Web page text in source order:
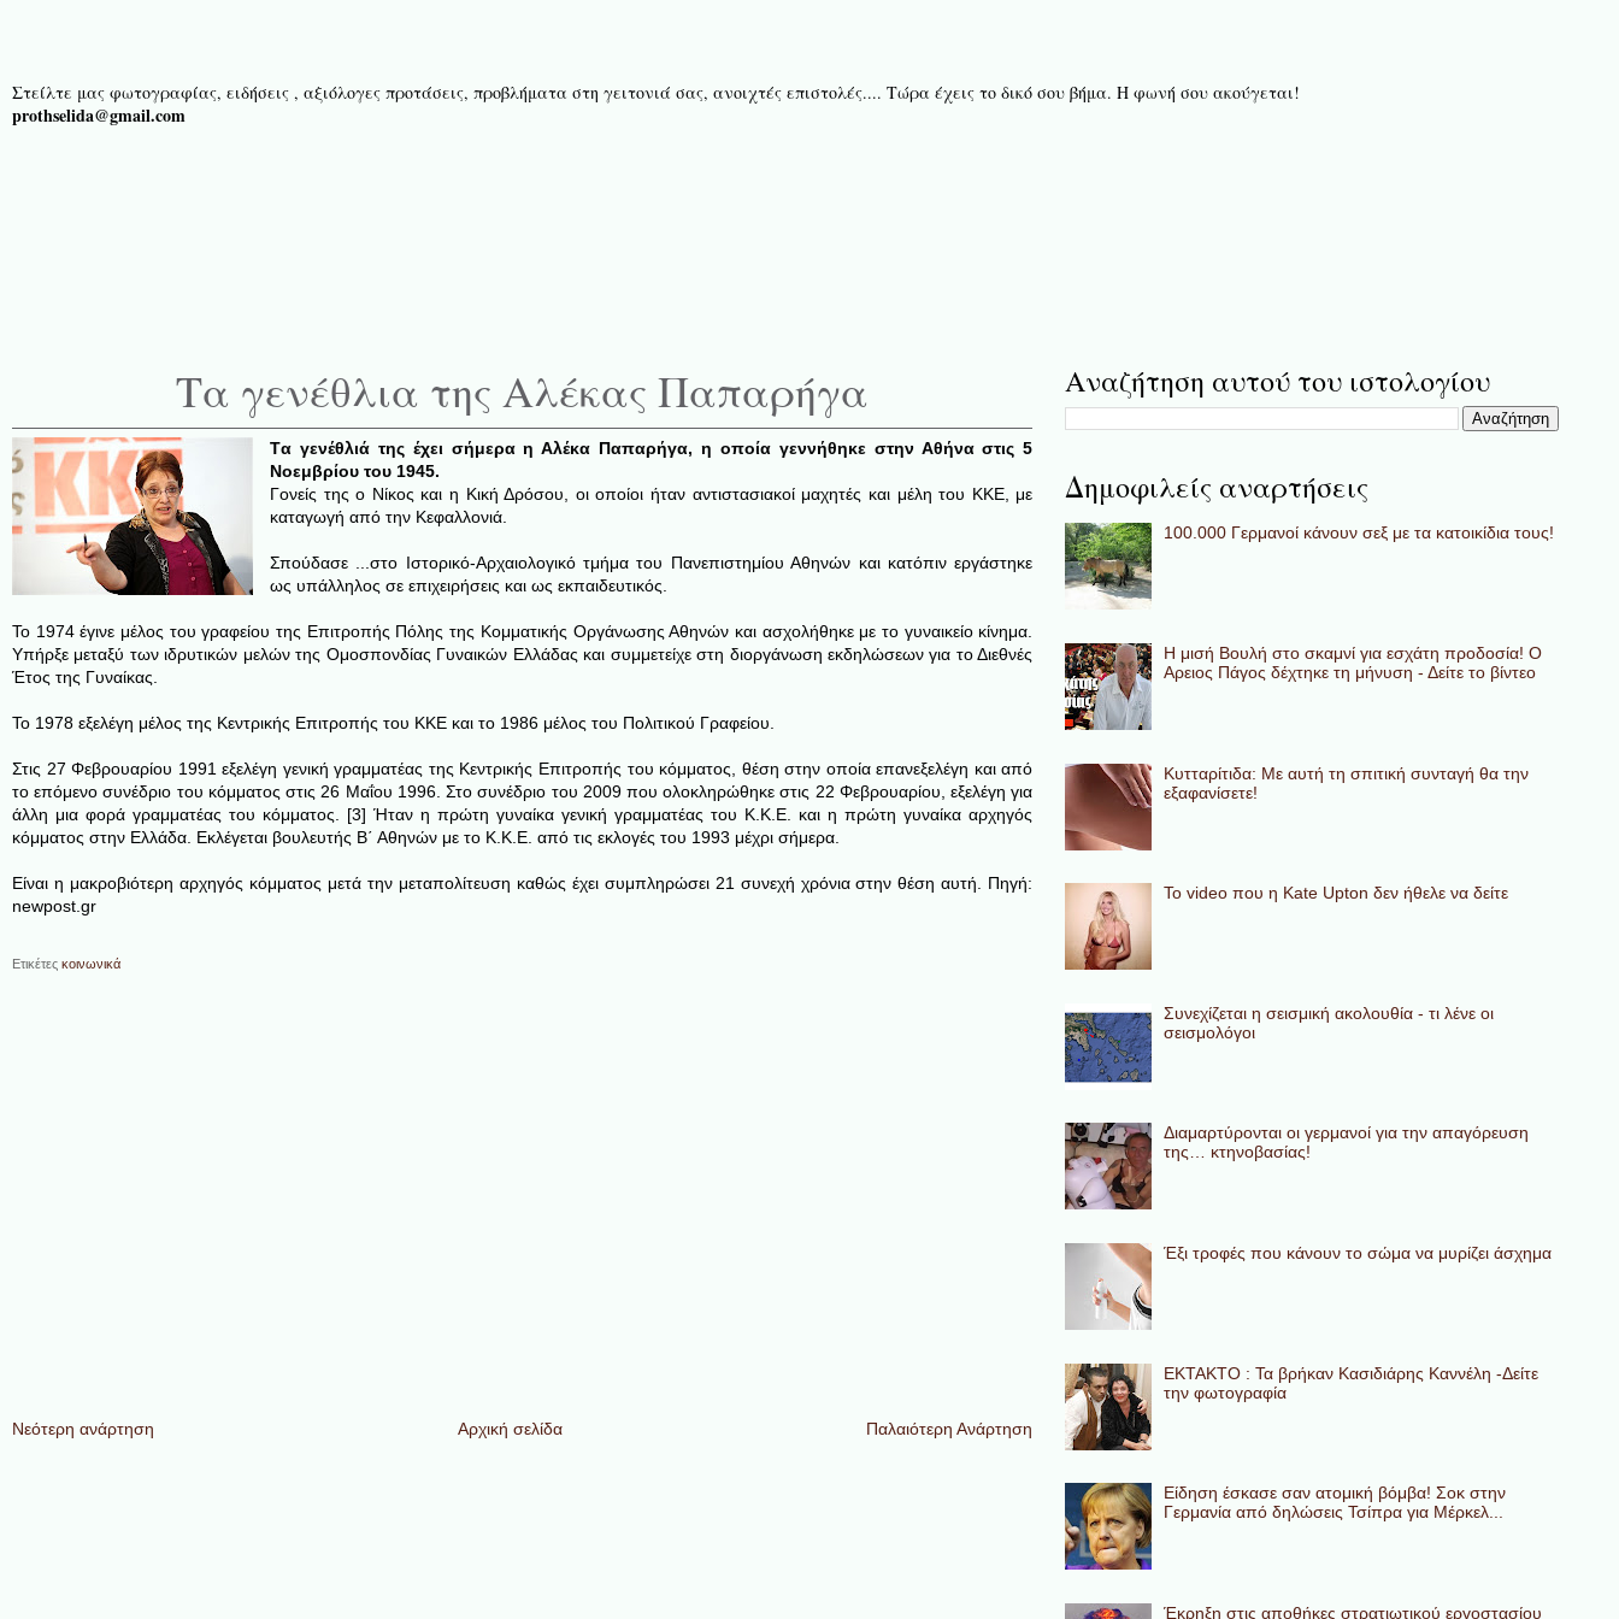
Στείλτε μας φωτογραφίας, ειδήσεις , αξιόλογες προτάσεις, προβλήματα στη γειτονιά σας, ανοιχτές επιστολές.... Τώρα έχεις το δικό σου βήμα. Η φωνή σου ακούγεται!
prothselida@gmail.com
Τα γενέθλια της Αλέκας Παπαρήγα
Tα γενέθλιά της έχει σήμερα η Αλέκα Παπαρήγα, η οποία γεννήθηκε στην Αθήνα στις 5
Νοεμβρίου του 1945.
Γονείς της ο Νίκος και η Κική Δρόσου, οι οποίοι ήταν αντιστασιακοί μαχητές και μέλη του KKE, με
καταγωγή από την Κεφαλλονιά.
Σπούδασε ...στο Ιστορικό-Αρχαιολογικό τμήμα του Πανεπιστημίου Αθηνών και κατόπιν εργάστηκε
ως υπάλληλος σε επιχειρήσεις και ως εκπαιδευτικός.
Το 1974 έγινε μέλος του γραφείου της Επιτροπής Πόλης της Κομματικής Οργάνωσης Αθηνών και ασχολήθηκε με το γυναικείο κίνημα.
Υπήρξε μεταξύ των ιδρυτικών μελών της Ομοσπονδίας Γυναικών Ελλάδας και συμμετείχε στη διοργάνωση εκδηλώσεων για το Διεθνές
Έτος της Γυναίκας.
Το 1978 εξελέγη μέλος της Κεντρικής Επιτροπής του ΚΚΕ και το 1986 μέλος του Πολιτικού Γραφείου.
Στις 27 Φεβρουαρίου 1991 εξελέγη γενική γραμματέας της Κεντρικής Επιτροπής του κόμματος, θέση στην οποία επανεξελέγη και από
το επόμενο συνέδριο του κόμματος στις 26 Μαΐου 1996. Στο συνέδριο του 2009 που ολοκληρώθηκε στις 22 Φεβρουαρίου, εξελέγη για
άλλη μια φορά γραμματέας του κόμματος. [3] Ήταν η πρώτη γυναίκα γενική γραμματέας του Κ.Κ.Ε. και η πρώτη γυναίκα αρχηγός
κόμματος στην Ελλάδα. Εκλέγεται βουλευτής Β΄ Αθηνών με το Κ.Κ.Ε. από τις εκλογές του 1993 μέχρι σήμερα.
Eίναι η μακροβιότερη αρχηγός κόμματος μετά την μεταπολίτευση καθώς έχει συμπληρώσει 21 συνεχή χρόνια στην θέση αυτή. Πηγή:
newpost.gr
Ετικέτες κοινωνικά
Νεότερη ανάρτηση Παλαιότερη Ανάρτηση
Αρχική σελίδα
Αναζήτηση αυτού του ιστολογίου
Δημοφιλείς αναρτήσεις
100.000 Γερμανοί κάνουν σεξ με τα κατοικίδια τους!
Η μισή Βουλή στο σκαμνί για εσχάτη προδοσία! Ο
Αρειος Πάγος δέχτηκε τη μήνυση - Δείτε το βίντεο
Κυτταρίτιδα: Με αυτή τη σπιτική συνταγή θα την
εξαφανίσετε!
To video που η Kate Upton δεν ήθελε να δείτε
Συνεχίζεται η σεισμική ακολουθία - τι λένε οι
σεισμολόγοι
Διαμαρτύρονται οι γερμανοί για την απαγόρευση
της… κτηνοβασίας!
Έξι τροφές που κάνουν το σώμα να μυρίζει άσχημα
ΕΚΤΑΚΤΟ : Τα βρήκαν Κασιδιάρης Καννέλη -Δείτε
την φωτογραφία
Eίδηση έσκασε σαν ατομική βόμβα! Σοκ στην
Γερμανία από δηλώσεις Τσίπρα για Μέρκελ...
Έκρηξη στις αποθήκες στρατιωτικού εργοστασίου